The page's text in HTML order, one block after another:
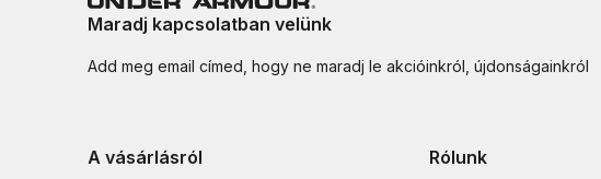
Maradj kapcsolatban velünk
Add meg email címed, hogy ne maradj le akcióinkról, újdonságainkról
A vásárlásról Rólunk